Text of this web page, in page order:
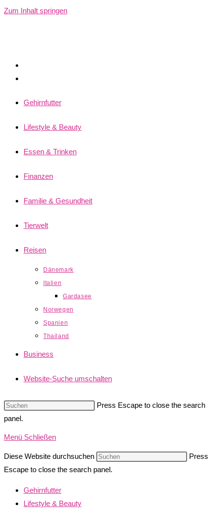
Zum Inhalt springen
Gehirnfutter
Lifestyle & Beauty
Essen & Trinken
Finanzen
Familie & Gesundheit
Tierwelt
Reisen
Dänemark
Italien
Gardasee
Norwegen
Spanien
Thailand
Business
Website-Suche umschalten
Press Escape to close the search
panel.
Menü Schließen
Diese Website durchsuchen
Press
Escape to close the search panel.
Gehirnfutter
Lifestyle & Beauty